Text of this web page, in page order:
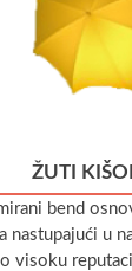
ŽUTI
bend
nastupajući u
visoku